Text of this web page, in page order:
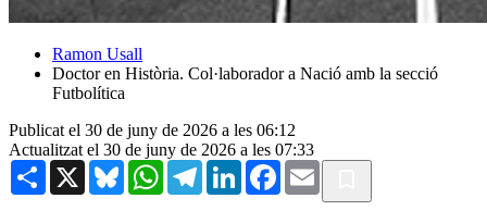
Ramon Usall
Doctor en Història. Col·laborador a Nació amb la secció
Futbolítica
Publicat el 30 de juny de 2026 a les 06:12
Actualitzat el 30 de juny de 2026 a les 07:33
Share X BlueskyWhatsAppTelegramLinkedInFacebook
Email